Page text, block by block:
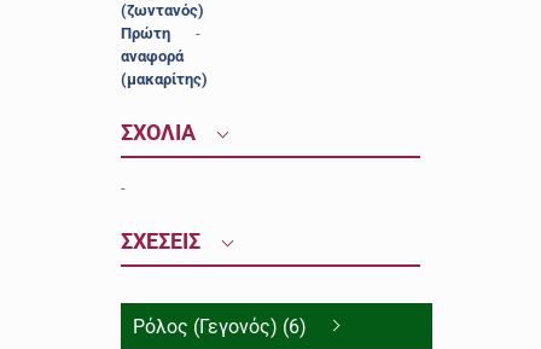
(ζωντανός)
Πρώτη
αναφορά
(μακαρίτης)
-
ΣΧΟΛΙΑ
-
ΣΧΕΣΕΙΣ
Ρόλος (Γεγονός) (6)